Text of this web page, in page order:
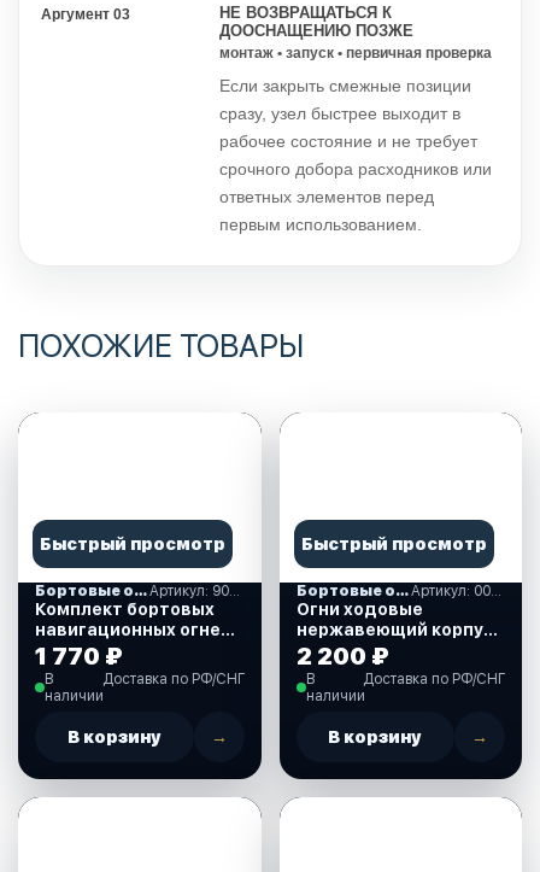
Аргумент 03
НЕ ВОЗВРАЩАТЬСЯ К
ДООСНАЩЕНИЮ ПОЗЖЕ
монтаж • запуск • первичная проверка
Если закрыть смежные позиции
сразу, узел быстрее выходит в
рабочее состояние и не требует
срочного добора расходников или
ответных элементов перед
первым использованием.
ПОХОЖИЕ ТОВАРЫ
Быстрый просмотр
Бортовые огни Артикул: 900001
Комплект бортовых
навигационных огней
белых (900001)
1 770 ₽
В
наличии
Доставка по РФ/СНГ
В корзину →
Быстрый просмотр
Бортовые огни Артикул: 00197
Огни ходовые
нержавеющий корпус
(00197)
2 200 ₽
В
наличии
Доставка по РФ/СНГ
В корзину →